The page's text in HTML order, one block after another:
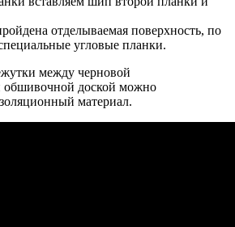
отделываемая поверхность, по
угловые планки.
между черновой
обшивочной доской можно
материал.